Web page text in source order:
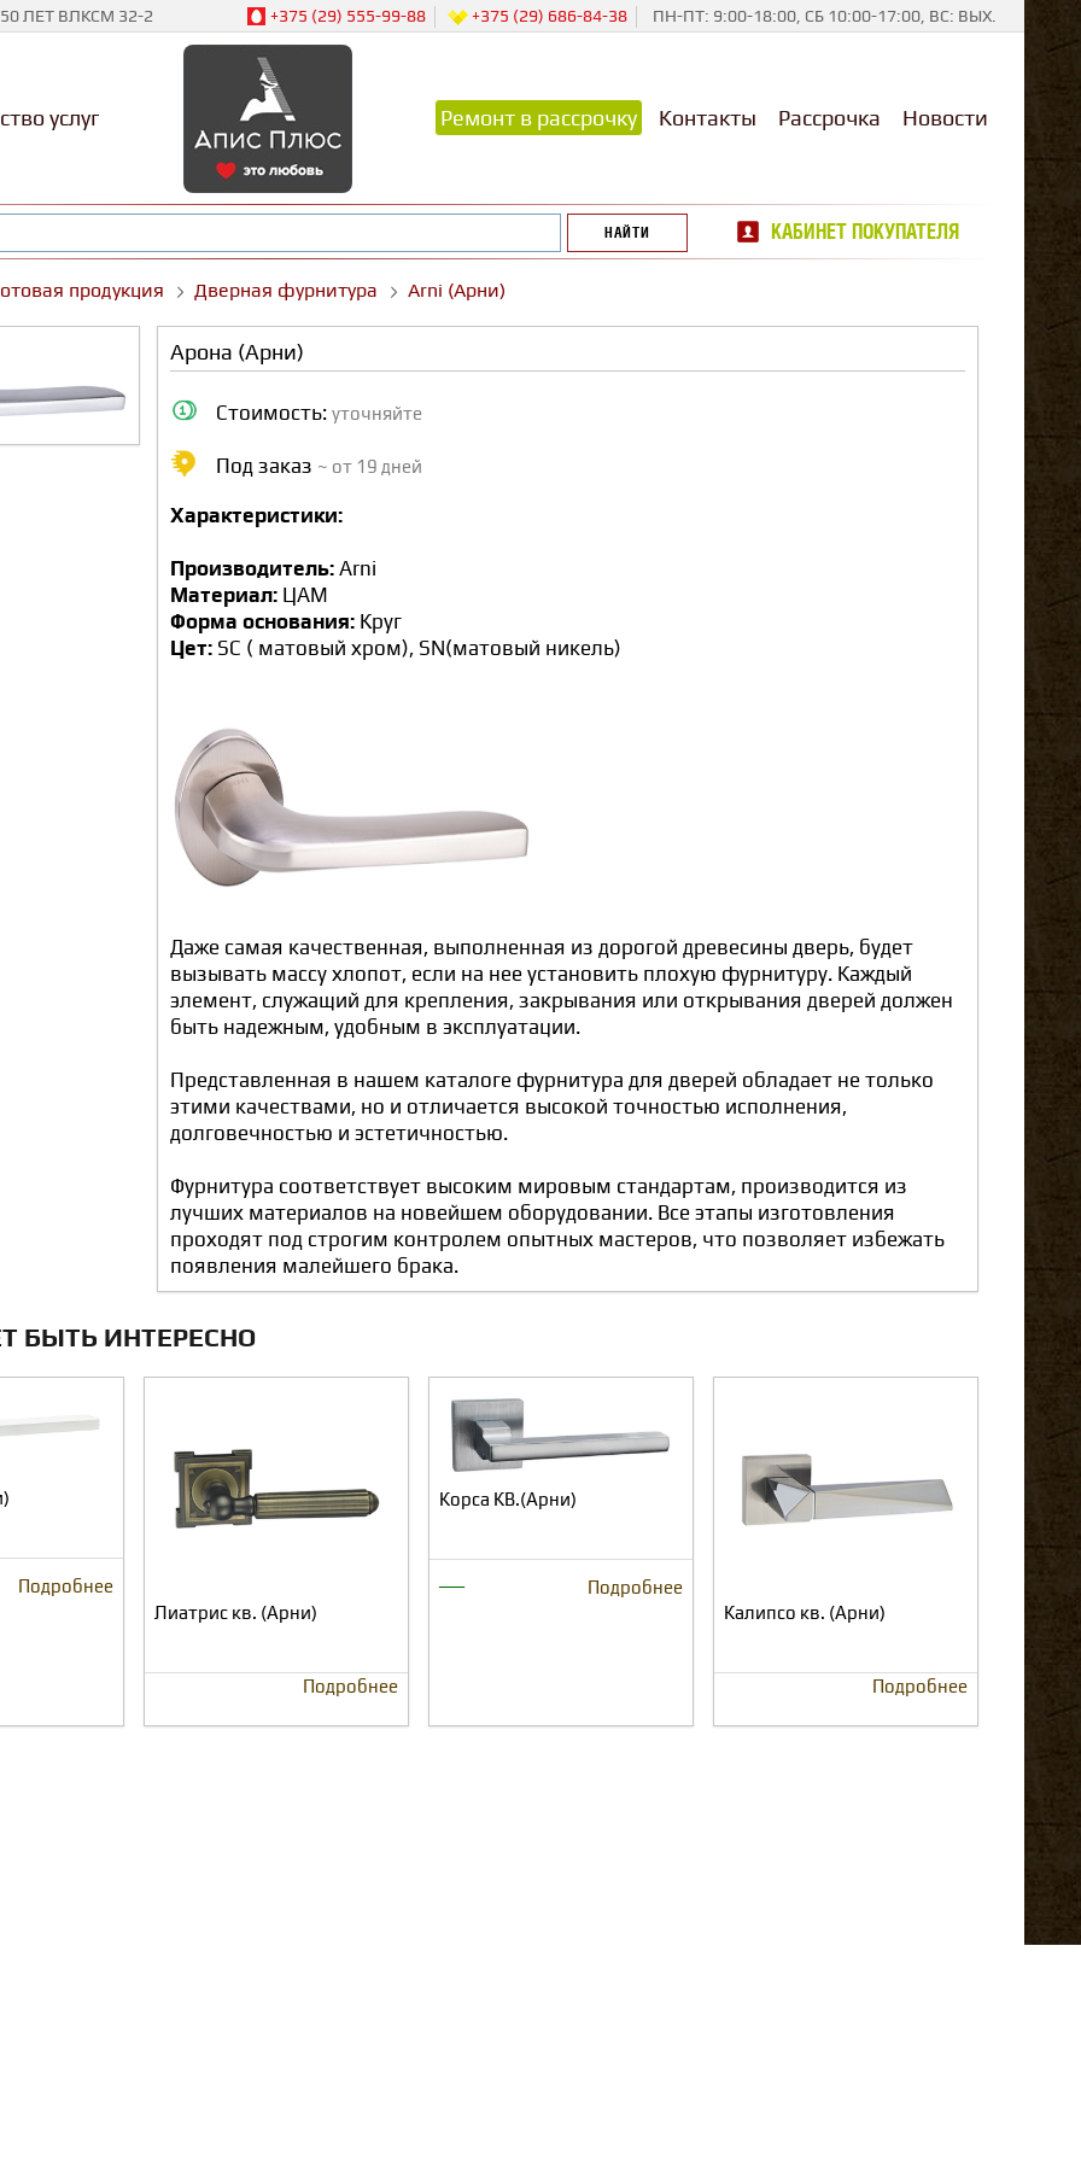
ЛЕТ ВЛКСМ 32-2 +375 (29) 555-99-88 +375 (29) 686-84-38 ПН-ПТ: 9:00-18:00, СБ 10:00-17:00, ВС: ВЫХ.
услуг Ремонт в рассрочку Контакты Рассрочка Новости
КАБИНЕТ ПОКУПАТЕЛЯ
продукция Дверная фурнитура Arni (Арни)
Арона (Арни)
Стоимость: уточняйте
Под заказ ~ от 19 дней
Характеристики:
Производитель: Arni
Материал: ЦАМ
Форма основания: Круг
Цет: SC ( матовый хром), SN(матовый никель)
Даже самая качественная, выполненная из дорогой древесины дверь, будет
вызывать массу хлопот, если на нее установить плохую фурнитуру. Каждый
элемент, служащий для крепления, закрывания или открывания дверей должен
быть надежным, удобным в эксплуатации.
Представленная в нашем каталоге фурнитура для дверей обладает не только
этими качествами, но и отличается высокой точностью исполнения,
долговечностью и эстетичностью.
Фурнитура соответствует высоким мировым стандартам, производится из
лучших материалов на новейшем оборудовании. Все этапы изготовления
проходят под строгим контролем опытных мастеров, что позволяет избежать
появления малейшего брака.
БЫТЬ ИНТЕРЕСНО
Подробнее
Лиатрис кв. (Арни)
Подробнее
Корса КВ.(Арни)
—
Подробнее
Калипсо кв. (Арни)
Подробнее